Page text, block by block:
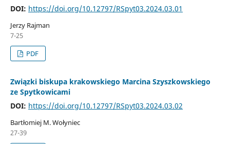
DOI: https://doi.org/10.12797/RSpyt03.2024.03.01
Jerzy Rajman
7-25
PDF
Związki biskupa krakowskiego Marcina Szyszkowskiego
ze Spytkowicami
DOI: https://doi.org/10.12797/RSpyt03.2024.03.02
Bartłomiej M. Wołyniec
27-39